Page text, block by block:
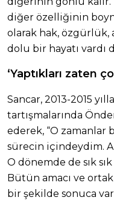
diğer özelliğinin
olarak hak, özgürlük,
dolu bir hayatı vardı
‘Yaptıkları zaten
Sancar, 2013-2015
tartışmalarında
ederek, “O zamanlar
sürecin içindeydim.
O dönemde de sık
Bütün amacı ve
bir şekilde sonuca